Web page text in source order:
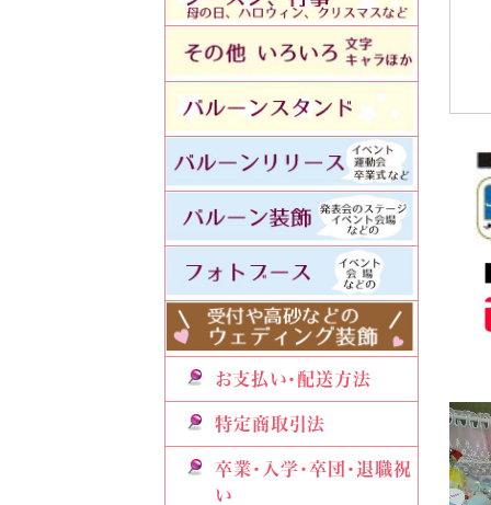
お支払い・配送方法
特定商取引法
卒業・入学・卒団・退職祝
い